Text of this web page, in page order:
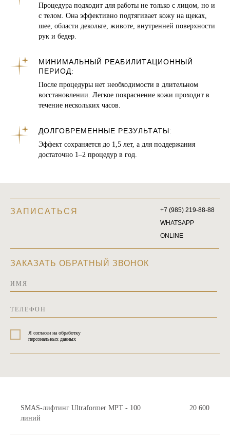
Процедура подходит для работы не только с лицом, но и
с телом. Она эффективно подтягивает кожу на щеках,
шее, области декольте, животе, внутренней поверхности
рук и бедер.
МИНИМАЛЬНЫЙ РЕАБИЛИТАЦИОННЫЙ
ПЕРИОД:
После процедуры нет необходимости в длительном
восстановлении. Легкое покраснение кожи проходит в
течение нескольких часов.
ДОЛГОВРЕМЕННЫЕ РЕЗУЛЬТАТЫ:
Эффект сохраняется до 1,5 лет, а для поддержания
достаточно 1–2 процедур в год.
Я согласен на обработку
персональных данных
ЗАКАЗАТЬ ОБРАТНЫЙ ЗВОНОК
+7 (985) 219-88-88
WHATSAPP
ONLINE
ЗАПИСАТЬСЯ
SMAS-лифтинг Ultraformer MPT - 100
линий
20 600